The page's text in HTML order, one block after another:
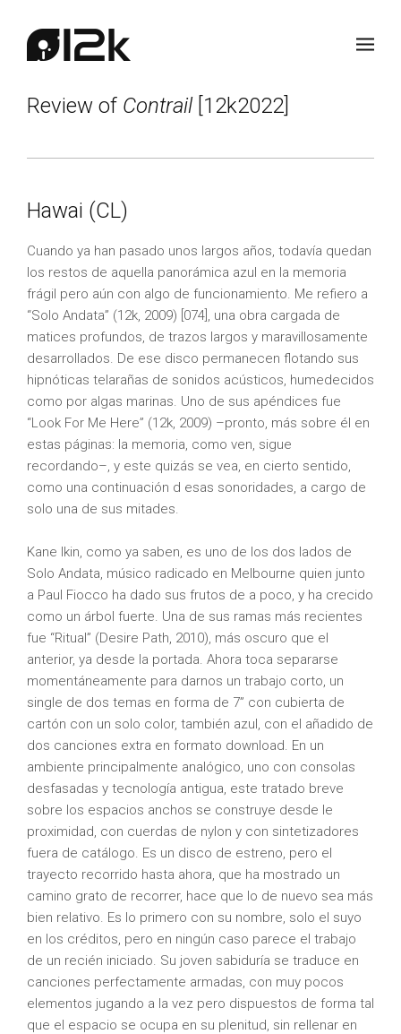
Review of Contrail[12k2022]
Hawai (CL)
Cuando ya han pasado unos largos años, todavía quedan
los restos de aquella panorámica azul en la memoria
frágil pero aún con algo de funcionamiento. Me refiero a
“Solo Andata” (12k, 2009) [074], una obra cargada de
matices profundos, de trazos largos y maravillosamente
desarrollados. De ese disco permanecen flotando sus
hipnóticas telarañas de sonidos acústicos, humedecidos
como por algas marinas. Uno de sus apéndices fue
“Look For Me Here” (12k, 2009) –pronto, más sobre él en
estas páginas: la memoria, como ven, sigue
recordando–, y este quizás se vea, en cierto sentido,
como una continuación d esas sonoridades, a cargo de
solo una de sus mitades.
Kane Ikin, como ya saben, es uno de los dos lados de
Solo Andata, músico radicado en Melbourne quien junto
a Paul Fiocco ha dado sus frutos de a poco, y ha crecido
como un árbol fuerte. Una de sus ramas más recientes
fue “Ritual” (Desire Path, 2010), más oscuro que el
anterior, ya desde la portada. Ahora toca separarse
momentáneamente para darnos un trabajo corto, un
single de dos temas en forma de 7” con cubierta de
cartón con un solo color, también azul, con el añadido de
dos canciones extra en formato download. En un
ambiente principalmente analógico, uno con consolas
desfasadas y tecnología antigua, este tratado breve
sobre los espacios anchos se construye desde le
proximidad, con cuerdas de nylon y con sintetizadores
fuera de catálogo. Es un disco de estreno, pero el
trayecto recorrido hasta ahora, que ha mostrado un
camino grato de recorrer, hace que lo de nuevo sea más
bien relativo. Es lo primero con su nombre, solo el suyo
en los créditos, pero en ningún caso parece el trabajo
de un recién iniciado. Su joven sabiduría se traduce en
canciones perfectamente armadas, con muy pocos
elementos jugando a la vez pero dispuestos de forma tal
que el espacio se ocupa en su plenitud, sin rellenar en